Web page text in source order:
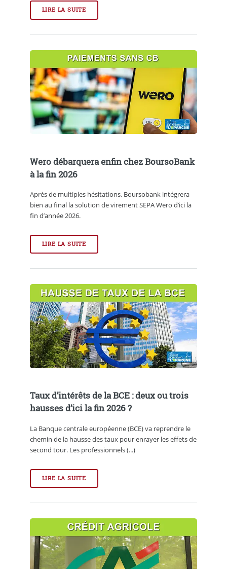
LIRE LA SUITE
Wero débarquera enfin chez BoursoBank
à la fin 2026
Après de multiples hésitations, Boursobank intégrera
bien au final la solution de virement SEPA Wero d’ici la
fin d’année 2026.
LIRE LA SUITE
Taux d’intérêts de la BCE : deux ou trois
hausses d’ici la fin 2026 ?
La Banque centrale européenne (BCE) va reprendre le
chemin de la hausse des taux pour enrayer les effets de
second tour. Les professionnels (...)
LIRE LA SUITE